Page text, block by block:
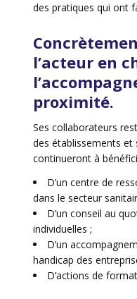
des pratiques qui ont
l’acteur en
proximité.
Ses collaborateurs
des établissements et
continueront à
D’un centre de
dans le secteur
D’un conseil au
individuelles ;
D’un
handicap des
D’actions de